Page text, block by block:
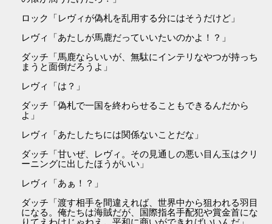
ロック「レヴィが偽札を乱用する分にはそうだけど」
レヴィ「あたしが馬鹿だっていいたいのかよ！？」
ダッチ「馬鹿ならいいが、無駄にインテリなやつが持っち
まうと面倒だろうよ」
レヴィ「は？」
ダッチ「偽札で一国を終わらせることもできるんだから
よ」
レヴィ「あたしたちには関係ないことだな」
ダッチ「甘いぜ、レヴィ。その見通しの悪い目ん玉はクリ
ーニングに出したほうがいい」
レヴィ「あぁ！？」
ダッチ「渡す相手を間違えれば、世界中から狙われる羽目
になる。俺たちは海賊だが、国際指名手配犯や賞金首にな
りてえわけじゃねえ。平和に商いができればいいんだ」